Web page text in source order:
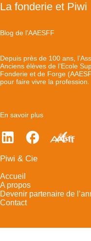
La fonderie et Piwi
Blog de l'AAESFF
Depuis près de 100 ans,
Anciens élèves de l’Ecole
Fonderie et de Forge
pour faire vivre la profession.
En savoir plus
Piwi & Cie
Accueil
A propos
Devenir partenaire de
Contact